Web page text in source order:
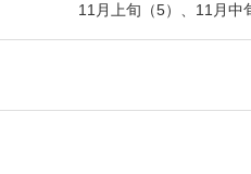
11月上旬（5） 、 11月中